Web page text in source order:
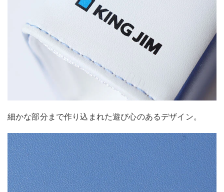
細かな部分まで作り込まれた遊び心のあるデザイン。